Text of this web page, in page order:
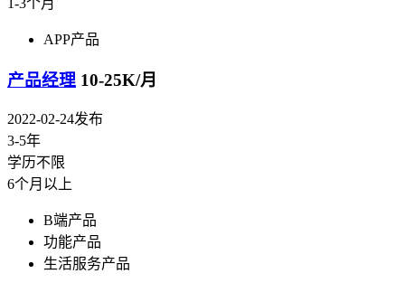
1-3个月
APP产品
产品经理 10-25K/月
2022-02-24发布
3-5年
学历不限
6个月以上
B端产品
功能产品
生活服务产品